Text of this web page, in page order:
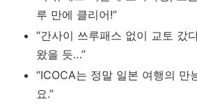
루 만에 클리어!”
“간사이 쓰루패스 없이 교토 갔
왔을 듯…”
“ICOCA는 정말 일본 여행의 만
요.”